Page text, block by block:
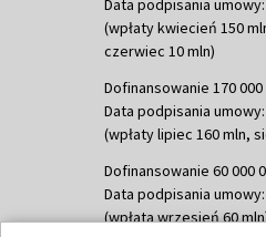
Data podpisania umowy:
(wpłaty kwiecień 150
czerwiec 10 mln)
Dofinansowanie 170 000
Data podpisania umowy:
(wpłaty lipiec 160 mln,
Dofinansowanie 60 000
Data podpisania umowy:
(wpłata wrzesień 60